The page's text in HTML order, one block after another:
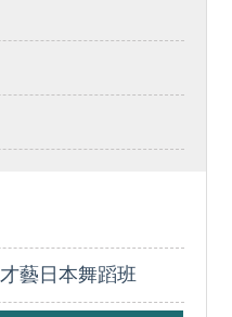
藝日本舞蹈班